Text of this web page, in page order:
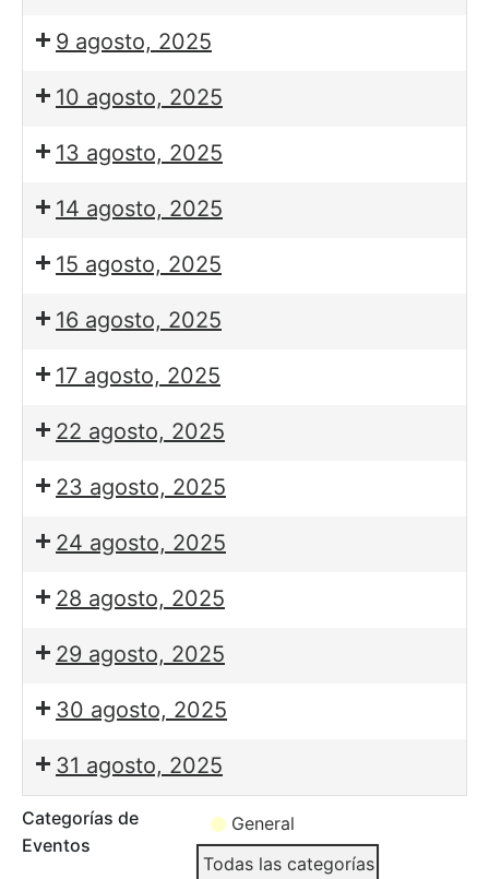
9 agosto, 2025
10 agosto, 2025
13 agosto, 2025
14 agosto, 2025
15 agosto, 2025
16 agosto, 2025
17 agosto, 2025
22 agosto, 2025
23 agosto, 2025
24 agosto, 2025
28 agosto, 2025
29 agosto, 2025
30 agosto, 2025
31 agosto, 2025
Categorías de
Eventos
General
Todas las categorías